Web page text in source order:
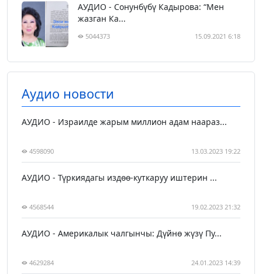
АУДИО - Сонунбүбү Кадырова: “Мен
жазган Ка...
5044373 15.09.2021 6:18
Аудио новости
АУДИО - Израилде жарым миллион адам наараз...
4598090 13.03.2023 19:22
АУДИО - Түркиядагы издөө-куткаруу иштерин ...
4568544 19.02.2023 21:32
АУДИО - Америкалык чалгынчы: Дүйнө жүзү Пу...
4629284 24.01.2023 14:39